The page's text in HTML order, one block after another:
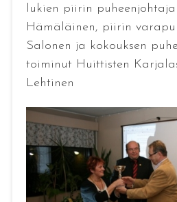
lukien piirin puheenjohtaja
Hämäläinen, piirin
Salonen ja kokouksen
toiminut Huittisten
Lehtinen